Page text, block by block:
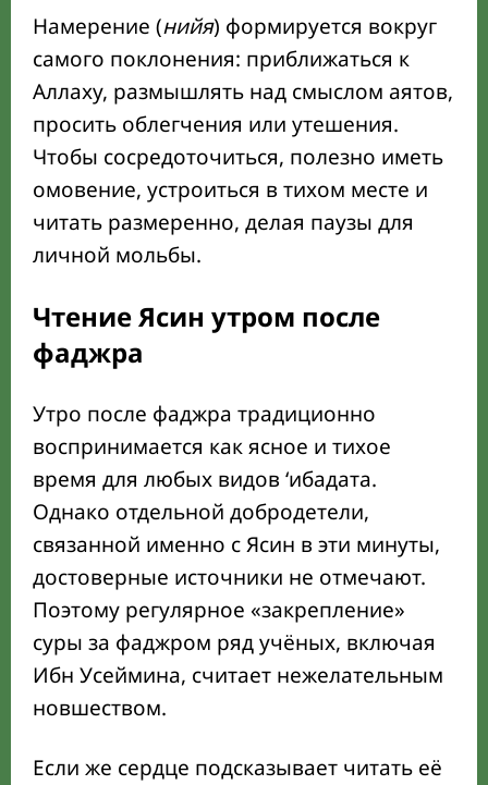
Намерение (нийя) формируется вокруг
самого поклонения: приближаться к
Аллаху, размышлять над смыслом аятов,
просить облегчения или утешения.
Чтобы сосредоточиться, полезно иметь
омовение, устроиться в тихом месте и
читать размеренно, делая паузы для
личной мольбы.
Чтение Ясин утром после
фаджра
Утро после фаджра традиционно
воспринимается как ясное и тихое
время для любых видов ‘ибадата.
Однако отдельной добродетели,
связанной именно с Ясин в эти минуты,
достоверные источники не отмечают.
Поэтому регулярное «закрепление»
суры за фаджром ряд учёных, включая
Ибн Усеймина, считает нежелательным
новшеством.
Если же сердце подсказывает читать её